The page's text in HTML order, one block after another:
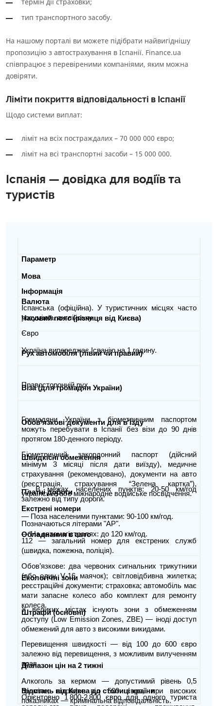
тип транспортного засобу.
На нашому порталі ви можете підібрати найвигіднішу
пропозицію з автострахування в Іспанії. Finance.ua
співпрацює з перевіреними компаніями, яким можна
довіряти.
Ліміти покриття відповідальності в Іспанії
Щодо системи виплат:
ліміт на всіх постраждалих – 70 000 000 євро;
ліміт на всі транспортні засоби – 15 000 000.
Іспанія — довідка для водіїв та
туристів
Параметр
Інформація
Мова
Іспанська (офіційна). У туристичних місцях часто
розуміють англійську.
Валюта
Євро
Часовий пояс (різниця від Києва)
Україна випереджає Іспанію на 1 годину.
Рух автомобіля (лівий чи правий)
Правосторонній рух.
Віза (для громадян України)
Громадяни України з біометричним паспортом
можуть перебувати в Іспанії без візи до 90 днів
протягом 180‑денного періоду.
Обов’язкові документи для в’їзду
Біометричний закордонний паспорт (дійсний
мінімум 3 місяці після дати виїзду), медичне
страхування (рекомендовано), документи на авто
(реєстрація, страхування “Зелена картка”),
українське або міжнародне водійське посвідчення.
Швидкісні обмеження
— В межах населених пунктів: 20‑50 км/год
залежно від типу дороги.
— Поза населеними пунктами: 90‑100 км/год.
— На автомагістралях: до 120 км/год.
Платні дороги
Позначаються літерами "AP".
Екстрені номери
112 — загальний номер для екстрених служб
(швидка, пожежна, поліція).
Обладнання в авто
Обов’язкове: два червоних сигнальних трикутники
(або один V‑16 маячок); світловідбивна жилетка;
реєстраційні документи; страховка; автомобіль має
мати запасне колесо або комплект для ремонту
колеса.
Екологічні зони
У великих містах існують зони з обмеженням
доступу (Low Emission Zones, ZBE) — іноді доступ
обмежений для авто з високими викидами.
Штрафи (основні)
Перевищення швидкості — від 100 до 600 євро
залежно від перевищення, з можливим вилученням
прав.
Алкоголь за кермом — допустимий рівень 0,5
проміле; штрафи від 500 євро, при високих
показниках — кримінальна відповідальність.
Діапазон цін на 2 тижні
Орієнтовно 1 800‑2 800 євро для одного туриста
Відстань від Києва до столиці країни